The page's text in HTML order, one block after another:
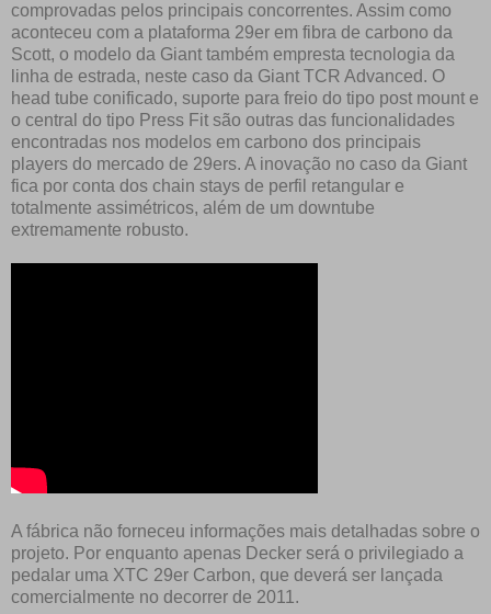
comprovadas pelos principais concorrentes. Assim como
aconteceu com a plataforma 29er em fibra de carbono da
Scott, o modelo da Giant também empresta tecnologia da
linha de estrada, neste caso da Giant TCR Advanced. O
head tube conificado, suporte para freio do tipo post mount e
o central do tipo Press Fit são outras das funcionalidades
encontradas nos modelos em carbono dos principais
players do mercado de 29ers. A inovação no caso da Giant
fica por conta dos chain stays de perfil retangular e
totalmente assimétricos, além de um downtube
extremamente robusto.
A fábrica não forneceu informações mais detalhadas sobre o
projeto. Por enquanto apenas Decker será o privilegiado a
pedalar uma XTC 29er Carbon, que deverá ser lançada
comercialmente no decorrer de 2011.